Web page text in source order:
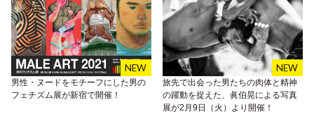
男性・ヌードをモチーフにした男の
フェチズム展が新宿で開催！
旅先で出会った男たちの肉体と精神
の躍動を捉えた、眞伯晃による写真
展が2月9日（火）より開催！